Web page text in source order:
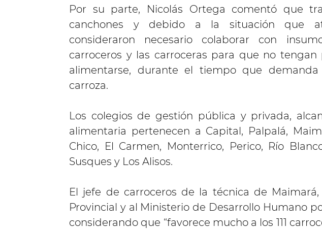
Por su parte, Nicolás Ortega comentó que
canchones y debido a la situación que
consideraron necesario colaborar con
carroceros y las carroceras para que no
alimentarse, durante el tiempo que
carroza.
Los colegios de gestión pública y privada,
alimentaria pertenecen a Capital, Palpalá,
Chico, El Carmen, Monterrico, Perico, Río
Susques y Los Alisos.
El jefe de carroceros de la técnica de
Provincial y al Ministerio de Desarrollo Humano
considerando que “favorece mucho a los 111